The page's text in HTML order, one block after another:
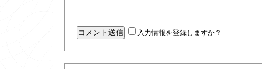
入力情報を登録しますか？